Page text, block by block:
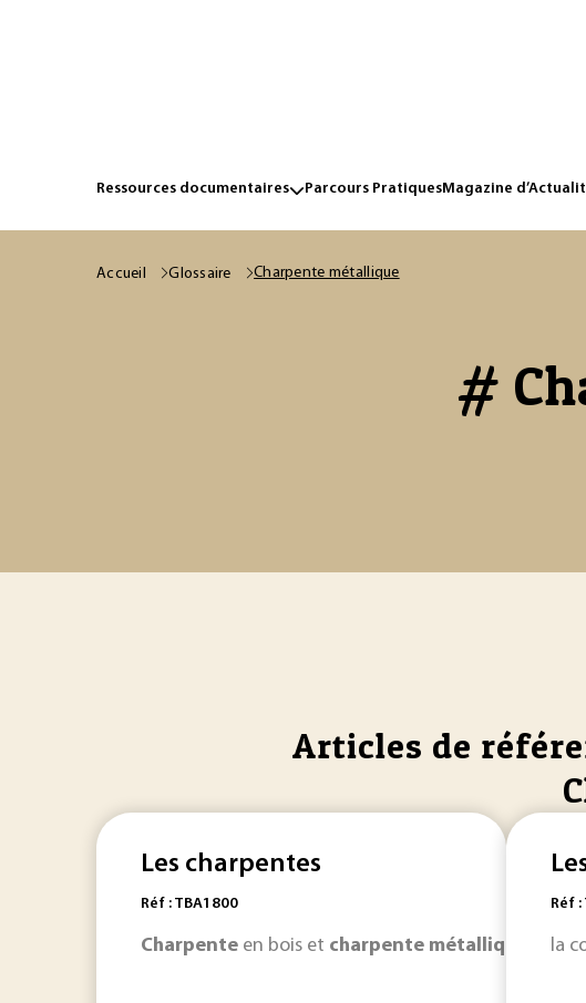
Ressources documentaires Parcours PratiquesMagazine
Accueil Glossaire Charpente métallique
#
Articles de
Les charpentes
Réf : TBA1800
Charpente en bois et charpente métallique
Réf :
la